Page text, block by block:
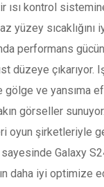
ısı kontrol
yüzey sıcaklığını
performans
düzeye çıkarıyor.
ve yansıma
görseller
oyun şirketleriyle
Galaxy
daha iyi optimize